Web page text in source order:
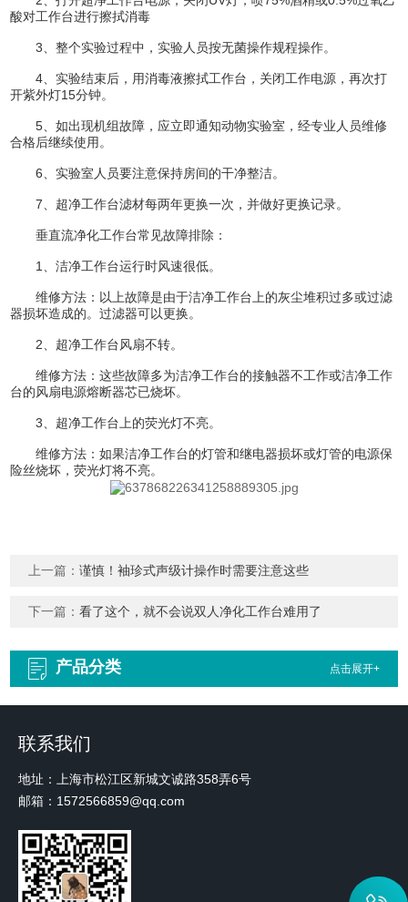
酸对工作台进行擦拭消毒
3、整个实验过程中，实验人员按无菌操作规程操作。
4、实验结束后，用消毒液擦拭工作台，关闭工作电源，再次打
开紫外灯15分钟。
5、如出现机组故障，应立即通知动物实验室，经专业人员维修
合格后继续使用。
6、实验室人员要注意保持房间的干净整洁。
7、超净工作台滤材每两年更换一次，并做好更换记录。
垂直流净化工作台常见故障排除：
1、洁净工作台运行时风速很低。
维修方法：以上故障是由于洁净工作台上的灰尘堆积过多或过滤
器损坏造成的。过滤器可以更换。
2、超净工作台风扇不转。
维修方法：这些故障多为洁净工作台的接触器不工作或洁净工作
台的风扇电源熔断器芯已烧坏。
3、超净工作台上的荧光灯不亮。
维修方法：如果洁净工作台的灯管和继电器损坏或灯管的电源保
险丝烧坏，荧光灯将不亮。
上一篇：谨慎！袖珍式声级计操作时需要注意这些
下一篇：看了这个，就不会说双人净化工作台难用了
产品分类 点击展开+
联系我们
地址：上海市松江区新城文诚路358弄6号
邮箱：1572566859@qq.com